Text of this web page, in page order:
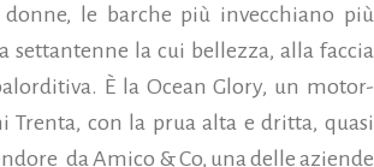
le barche più invecchiano più
la cui bellezza, alla faccia
È la Ocean Glory, un motor-
con la prua alta e dritta, quasi
da Amico & Co, una delle aziende